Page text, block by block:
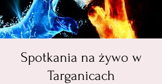
Spotkania na żywo w
Targanicach